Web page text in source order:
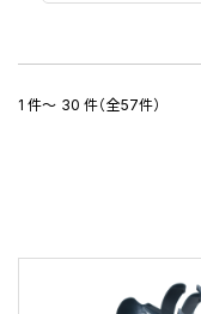
1 件～ 30 件（全57件）